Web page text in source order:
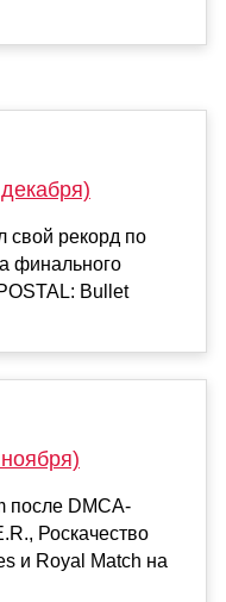
свой рекорд по
финального
Bullet
после DMCA-
Роскачество
и Royal Match на